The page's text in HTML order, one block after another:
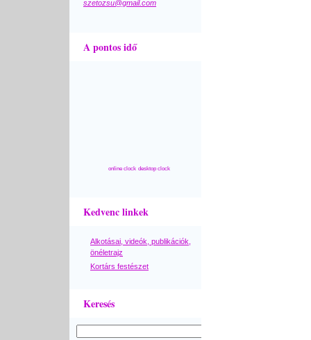
szetozsu@gmail.com
A pontos idő
online clock desktop clock
Kedvenc linkek
Alkotásai, videók, publikációk,
önéletrajz
Kortárs festészet
Keresés